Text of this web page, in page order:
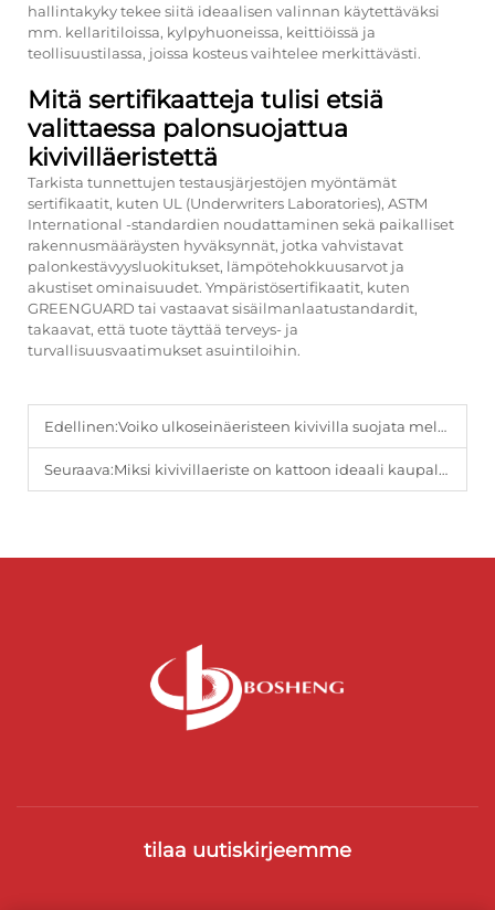
hallintakyky tekee siitä ideaalisen valinnan käytettäväksi
mm. kellaritiloissa, kylpyhuoneissa, keittiöissä ja
teollisuustilassa, joissa kosteus vaihtelee merkittävästi.
Mitä sertifikaatteja tulisi etsiä
valittaessa palonsuojattua
kivivilläeristettä
Tarkista tunnettujen testausjärjestöjen myöntämät
sertifikaatit, kuten UL (Underwriters Laboratories), ASTM
International -standardien noudattaminen sekä paikalliset
rakennusmääräysten hyväksynnät, jotka vahvistavat
palonkestävyysluokitukset, lämpötehokkuusarvot ja
akustiset ominaisuudet. Ympäristösertifikaatit, kuten
GREENGUARD tai vastaavat sisäilmanlaatustandardit,
takaavat, että tuote täyttää terveys- ja
turvallisuusvaatimukset asuintiloihin.
Edellinen:Voiko ulkoseinäeristeen kivivilla suojata melusasteilta?
Seuraava:Miksi kivivillaeriste on kattoon ideaali kaupallisissa rakennuksissa?
tilaa uutiskirjeemme